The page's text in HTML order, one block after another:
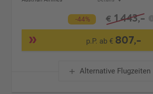
-44% € 1.443,-
p.P. ab € 807,-
Alternative Flugzeiten